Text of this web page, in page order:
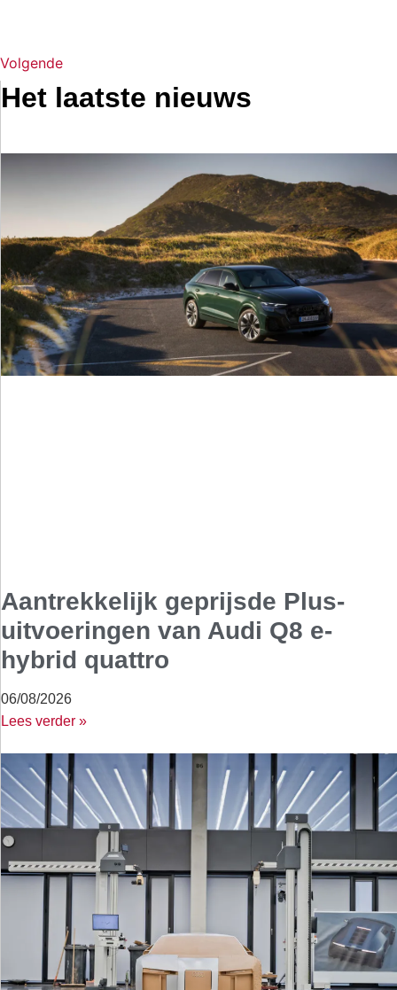
Volgende
Het laatste nieuws
Aantrekkelijk geprijsde Plus-
uitvoeringen van Audi Q8 e-
hybrid quattro
06/08/2026
Lees verder »